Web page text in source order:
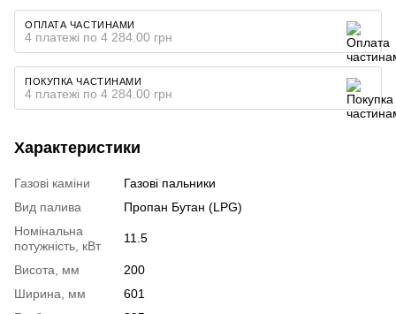
ОПЛАТА ЧАСТИНАМИ
4 платежі по 4 284.00 грн
ПОКУПКА ЧАСТИНАМИ
4 платежі по 4 284.00 грн
Характеристики
Газові каміни
Газові пальники
Вид палива
Пропан Бутан (LPG)
Номінальна
потужність, кВт
11.5
Висота, мм
200
Ширина, мм
601